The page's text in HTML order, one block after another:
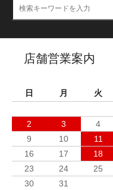
店舗営業案内
日
月 火
2
3 4
9
10 11
16
17 18
23
24 25
30
31